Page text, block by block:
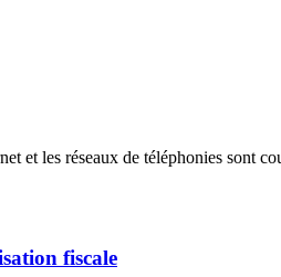
et les réseaux de téléphonies sont
fiscale